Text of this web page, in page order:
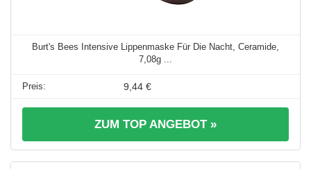
Burt's Bees Intensive Lippenmaske Für Die Nacht, Ceramide,
7,08g ...
9,44 €
ZUM TOP ANGEBOT »